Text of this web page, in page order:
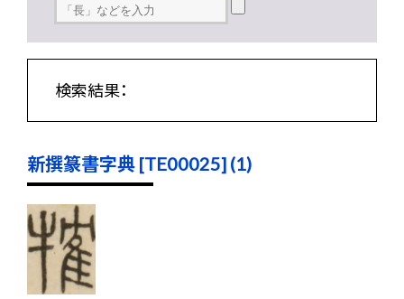
検索結果：
新撰篆書字典 [TE00025] (1)